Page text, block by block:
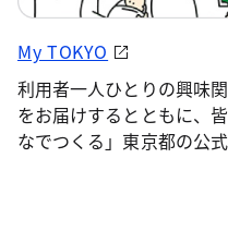
My TOKYO
利用者一人ひとりの興味
をお届けするとともに、
なでつくる」東京都の公